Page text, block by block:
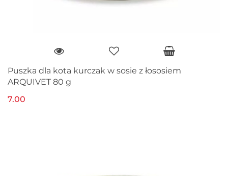
Puszka dla kota kurczak w sosie z łososiem
ARQUIVET 80 g
7.00